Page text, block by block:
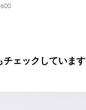
チェックしています